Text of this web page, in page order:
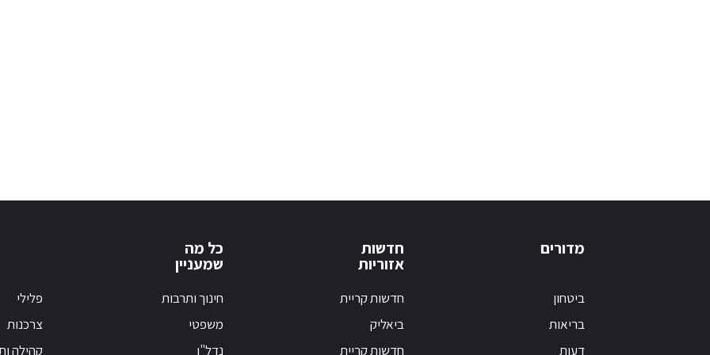
מדורים
ביטחון
בריאות
דעות
חדשות
אזוריות
חדשות קריית
ביאליק
חדשות קריית
כל מה
שמעניין
חינוך ותרבות
משפטי
נדל"ן
פלילי
צרכנות
קהילה